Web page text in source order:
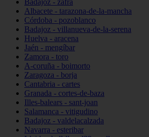
Badajoz - zafra
Albacete - tarazona-de-la-mancha
Córdoba - pozoblanco
Badajoz - villanueva-de-la-serena
Huelva - aracena
Jaén - mengíbar
Zamora - toro
A-coruña - boimorto
Zaragoza - borja
Cantabria - cartes
Granada - cortes-de-baza
Illes-balears - sant-joan
Salamanca - vitigudino
Badajoz - valdelacalzada
Navarra - esteribar